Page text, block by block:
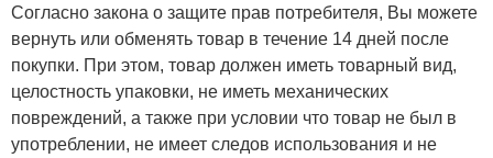
Согласно закона о защите прав потребителя, Вы можете
вернуть или обменять товар в течение 14 дней после
покупки. При этом, товар должен иметь товарный вид,
целостность упаковки, не иметь механических
повреждений, а также при условии что товар не был в
употреблении, не имеет следов использования и не